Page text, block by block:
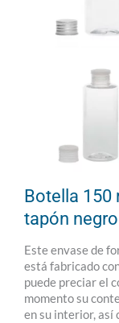
Botella 150
tapón negro
Este envase de
está fabricado
puede preciar el
momento su
en su interior, así